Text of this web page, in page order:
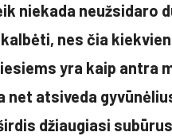
niekada neužsidaro
nes čia
yra kaip antra
net atsiveda
džiaugiasi